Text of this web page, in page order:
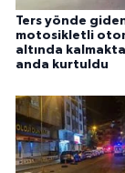
Ters yönde
motosikletli
altında
anda kurtuldu